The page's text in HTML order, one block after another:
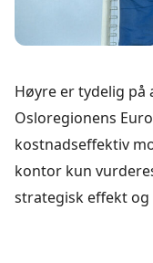
Høyre er tydelig på
Osloregionens
kostnadseffektiv
kontor kun
strategisk effekt